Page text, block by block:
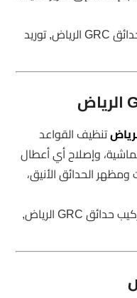
أفضل حدائق GRC الرياض, جلسات حدائق GRC الرياض, توريد
تنظيف القواعد
وإصلاح أي أعطال
الحدائق الأنيق،
صيانة جلسات حدائق GRC الرياض, تركيب حدائق GRC الرياض,